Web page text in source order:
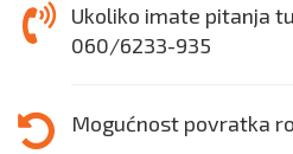
Ukoliko imate pitanja
060/6233-935
Mogućnost povratka